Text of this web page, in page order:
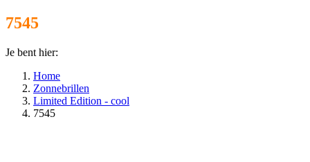
7545
Je bent hier:
Home
Zonnebrillen
Limited Edition - cool
7545